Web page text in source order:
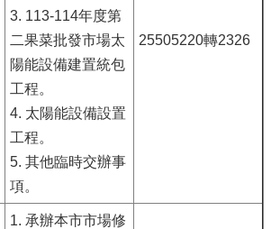
3. 113-114年度第
二果菜批發市場太
陽能設備建置統包
工程。
4. 太陽能設備設置
工程。
5. 其他臨時交辦事
項。
25505220轉2326
1. 承辦本市市場修